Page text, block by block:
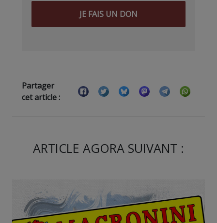
JE FAIS UN DON
Partager
cet article :
ARTICLE AGORA SUIVANT :